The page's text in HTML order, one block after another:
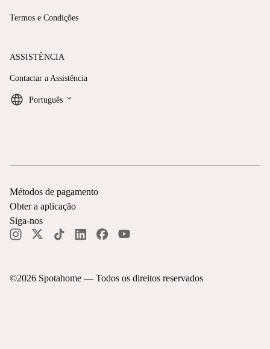
Termos e Condições
ASSISTÊNCIA
Contactar a Assistência
Português keyboard_arrow_down
©2026 Spotahome — Todos os direitos reservados
Métodos de pagamento
Obter a aplicação
Siga-nos